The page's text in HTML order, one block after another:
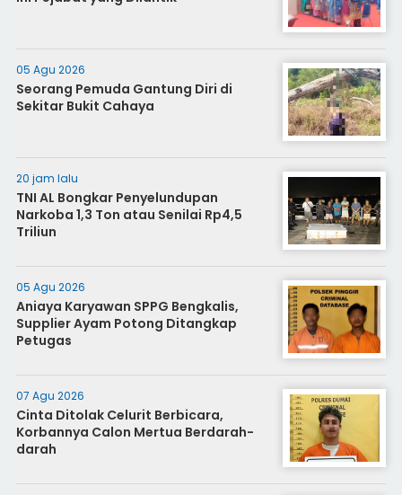
05 Agu 2026
Seorang Pemuda Gantung Diri di
Sekitar Bukit Cahaya
20 jam lalu
TNI AL Bongkar Penyelundupan
Narkoba 1,3 Ton atau Senilai Rp4,5
Triliun
05 Agu 2026
Aniaya Karyawan SPPG Bengkalis,
Supplier Ayam Potong Ditangkap
Petugas
07 Agu 2026
Cinta Ditolak Celurit Berbicara,
Korbannya Calon Mertua Berdarah-
darah